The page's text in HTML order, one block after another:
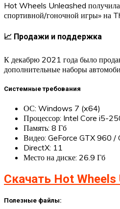
Hot Wheels Unleashed получила
спортивной/гоночной игры» на
📈 Продажи и поддержка
К декабрю 2021 года было
дополнительные наборы
Системные требования
ОС: Windows 7 (x64)
Процессор: Intel Core i5-
Память: 8 Гб
Видео: GeForce GTX 960 /
DirectX: 11
Место на диске: 26.9 Гб
Скачать Hot Wheels
Полезные файлы: